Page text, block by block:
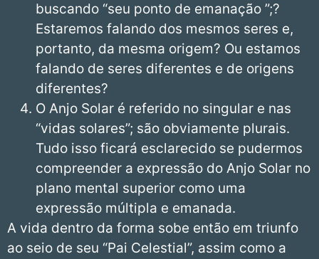
buscando “seu ponto de emanação ”;?
Estaremos falando dos mesmos seres e,
portanto, da mesma origem? Ou estamos
falando de seres diferentes e de origens
diferentes?
O Anjo Solar é referido no singular e nas
“vidas solares”; são obviamente plurais.
Tudo isso ficará esclarecido se pudermos
compreender a expressão do Anjo Solar no
plano mental superior como uma
expressão múltipla e emanada.
A vida dentro da forma sobe então em triunfo
ao seio de seu “Pai Celestial”, assim como a